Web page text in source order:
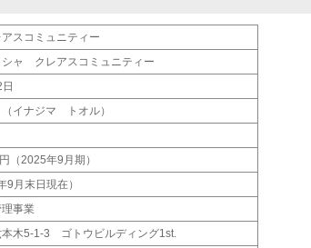
スコミュニティー
シャ クレアスコミュニティー
イナジマ トオル）
（2025年9月期）
9月末日現在）
事業
本木5-1-3 ゴトウビルディング1st.